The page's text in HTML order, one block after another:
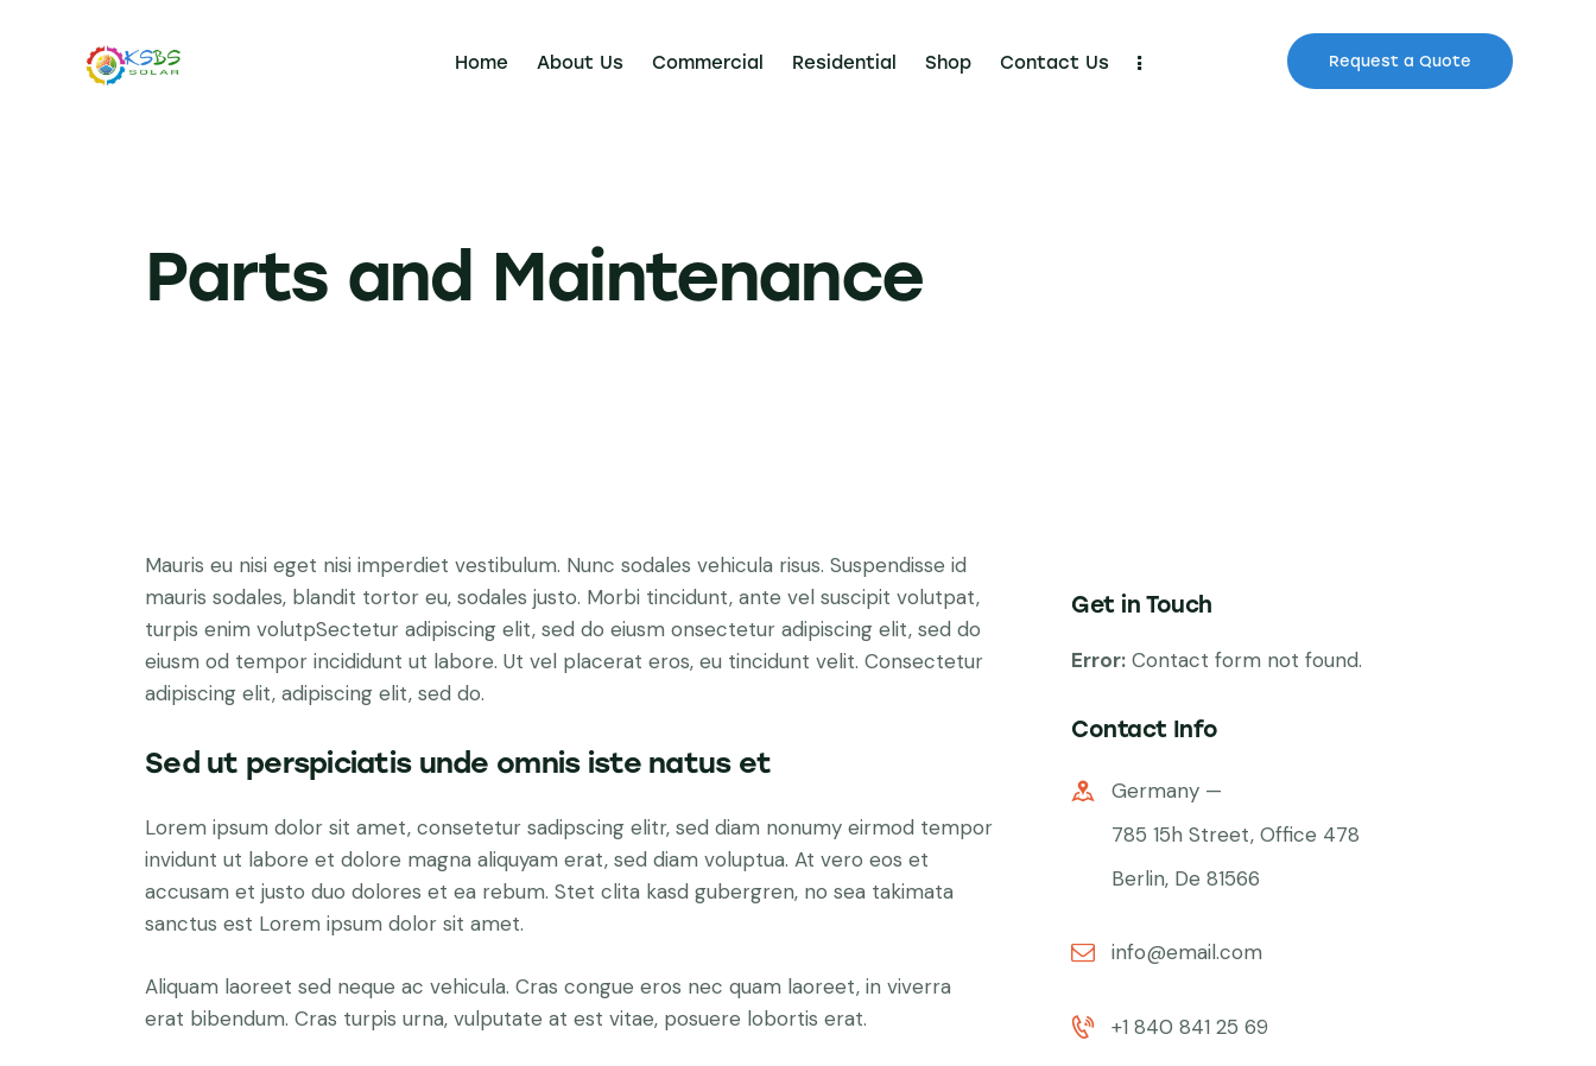
Home About Us Commercial Residential Shop Contact Us Request a Quote
Parts and Maintenance
Mauris eu nisi eget nisi imperdiet vestibulum. Nunc sodales vehicula risus. Suspendisse id
mauris sodales, blandit tortor eu, sodales justo. Morbi tincidunt, ante vel suscipit volutpat,
turpis enim volutpSectetur adipiscing elit, sed do eiusm onsectetur adipiscing elit, sed do
eiusm od tempor incididunt ut labore. Ut vel placerat eros, eu tincidunt velit. Consectetur
adipiscing elit, adipiscing elit, sed do.
Sed ut perspiciatis unde omnis iste natus et
Lorem ipsum dolor sit amet, consetetur sadipscing elitr, sed diam nonumy eirmod tempor
invidunt ut labore et dolore magna aliquyam erat, sed diam voluptua. At vero eos et
accusam et justo duo dolores et ea rebum. Stet clita kasd gubergren, no sea takimata
sanctus est Lorem ipsum dolor sit amet.
Aliquam laoreet sed neque ac vehicula. Cras congue eros nec quam laoreet, in viverra
erat bibendum. Cras turpis urna, vulputate at est vitae, posuere lobortis erat.
Get in Touch
Error: Contact form not found.
Contact Info
Germany —
785 15h Street, Office 478
Berlin, De 81566
info@email.com
+1 840 841 25 69